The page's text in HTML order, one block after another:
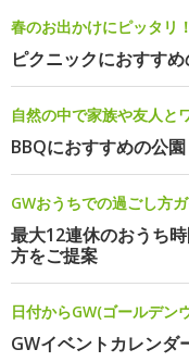
春のお出かけにピッタリ！
ピクニックにおすす
自然の中で家族や友人と
BBQにおすすめの公園
GWおうちでの過ごし方
最大12連休のおうち
方をご提案
日付からGW(ゴールデン
GWイベントカレンダ